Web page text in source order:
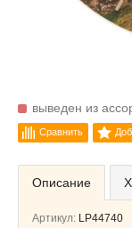
выведен из
Сравнить
Описание
Артикул: LP44740